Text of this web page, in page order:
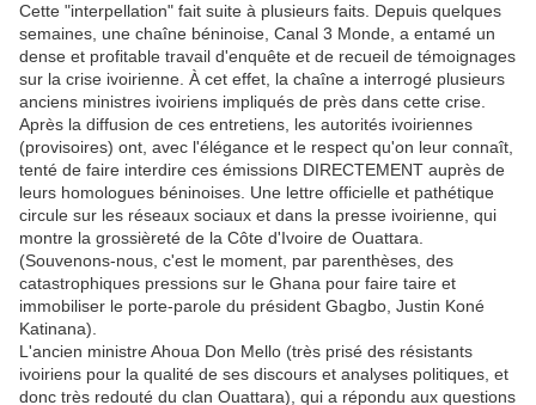
Cette "interpellation" fait suite à plusieurs faits. Depuis quelques
semaines, une chaîne béninoise, Canal 3 Monde, a entamé un
dense et profitable travail d'enquête et de recueil de témoignages
sur la crise ivoirienne. À cet effet, la chaîne a interrogé plusieurs
anciens ministres ivoiriens impliqués de près dans cette crise.
Après la diffusion de ces entretiens, les autorités ivoiriennes
(provisoires) ont, avec l'élégance et le respect qu'on leur connaît,
tenté de faire interdire ces émissions DIRECTEMENT auprès de
leurs homologues béninoises. Une lettre officielle et pathétique
circule sur les réseaux sociaux et dans la presse ivoirienne, qui
montre la grossièreté de la Côte d'Ivoire de Ouattara.
(Souvenons-nous, c'est le moment, par parenthèses, des
catastrophiques pressions sur le Ghana pour faire taire et
immobiliser le porte-parole du président Gbagbo, Justin Koné
Katinana).
L'ancien ministre Ahoua Don Mello (très prisé des résistants
ivoiriens pour la qualité de ses discours et analyses politiques, et
donc très redouté du clan Ouattara), qui a répondu aux questions